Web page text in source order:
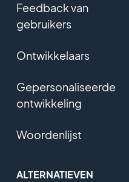
Feedback van
gebruikers
Ontwikkelaars
Gepersonaliseerde
ontwikkeling
Woordenlijst
ALTERNATIEVEN